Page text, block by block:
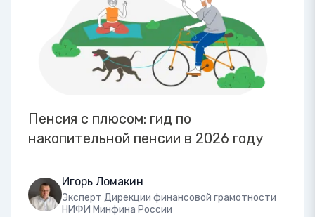
Пенсия с плюсом: гид по
накопительной пенсии в 2026 году
Игорь Ломакин
Эксперт Дирекции финансовой грамотности
НИФИ Минфина России